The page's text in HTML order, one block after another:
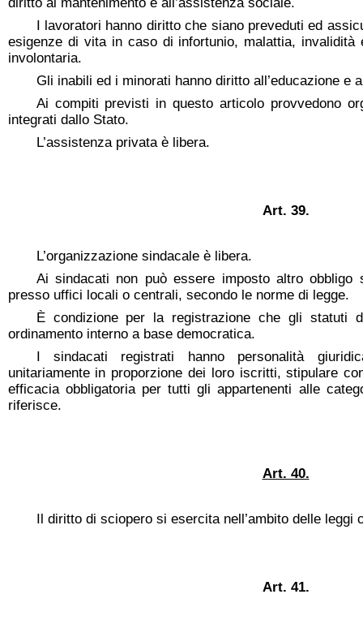
I lavoratori hanno diritto che siano preveduti ed
esigenze di vita in caso di infortunio, malattia, invalidità
involontaria.
Gli inabili ed i minorati hanno diritto all’educazione e
Ai compiti previsti in questo articolo provvedono
integrati dallo Stato.
L’assistenza privata è libera.
Art. 39.
L’organizzazione sindacale è libera.
Ai sindacati non può essere imposto altro obbligo
presso uffici locali o centrali, secondo le norme di legge.
È condizione per la registrazione che gli statuti
ordinamento interno a base democratica.
I sindacati registrati hanno personalità
unitariamente in proporzione dei loro iscritti, stipulare
efficacia obbligatoria per tutti gli appartenenti alle
riferisce.
Art. 40.
Il diritto di sciopero si esercita nell’ambito delle leggi
Art. 41.